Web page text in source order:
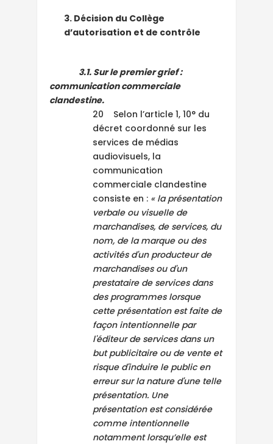
3. Décision du Collège
d’autorisation et de contrôle
3.1. Sur le premier grief :
communication commerciale
clandestine.
20 Selon l’article 1, 10° du
décret coordonné sur les
services de médias
audiovisuels, la
communication
commerciale clandestine
consiste en : « la présentation
verbale ou visuelle de
marchandises, de services, du
nom, de la marque ou des
activités d'un producteur de
marchandises ou d'un
prestataire de services dans
des programmes lorsque
cette présentation est faite de
façon intentionnelle par
l'éditeur de services dans un
but publicitaire ou de vente et
risque d'induire le public en
erreur sur la nature d'une telle
présentation. Une
présentation est considérée
comme intentionnelle
notamment lorsqu’elle est